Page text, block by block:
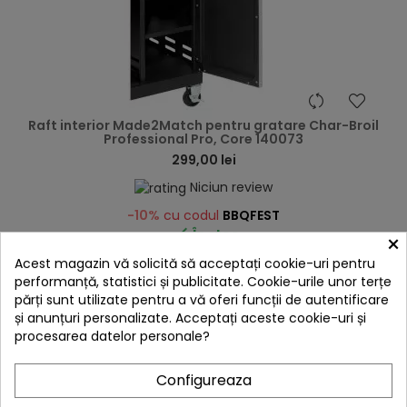
Raft interior Made2Match pentru gratare Char-Broil
Professional Pro, Core 140073
299,00 lei
Niciun review
-10% cu codul BBQFEST
În stoc
Adaugă în Coș
×
Acest magazin vă solicită să acceptați cookie-uri pentru
performanță, statistici și publicitate. Cookie-urile unor terțe
părți sunt utilizate pentru a vă oferi funcții de autentificare
și anunțuri personalizate. Acceptați aceste cookie-uri și
procesarea datelor personale?
Configureaza